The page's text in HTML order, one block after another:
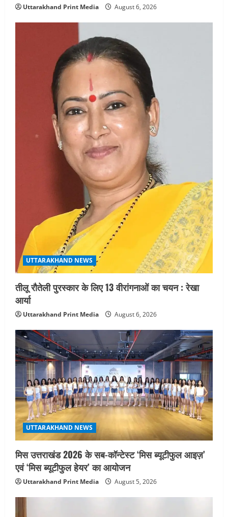
Uttarakhand Print Media August 6, 2026
UTTARAKHAND NEWS
तीलू रौतेली पुरस्कार के लिए 13 वीरांगनाओं का चयन : रेखा
आर्या
Uttarakhand Print Media August 6, 2026
UTTARAKHAND NEWS
मिस उत्तराखंड 2026 के सब-कॉन्टेस्ट ‘मिस ब्यूटीफुल आइज़’
एवं ‘मिस ब्यूटीफुल हेयर’ का आयोजन
Uttarakhand Print Media August 5, 2026